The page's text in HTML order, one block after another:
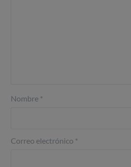
Nombre *
Correo electrónico *